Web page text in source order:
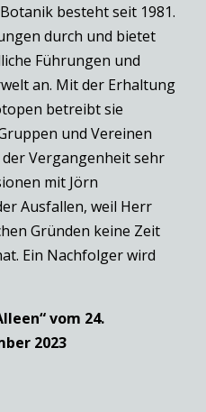
besteht seit 1981.
durch und bietet
Führungen und
an. Mit der Erhaltung
betreibt sie
und Vereinen
Vergangenheit sehr
mit Jörn
Ausfallen, weil Herr
Gründen keine Zeit
Ein Nachfolger wird
vom 24.
2023